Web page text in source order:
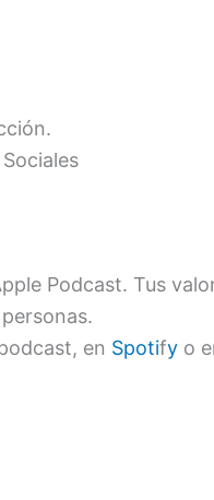
Podcast. Tus
en Spotify o